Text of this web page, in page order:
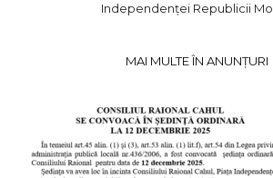
Independenței Republicii
MAI MULTE ÎN ANUNȚURI